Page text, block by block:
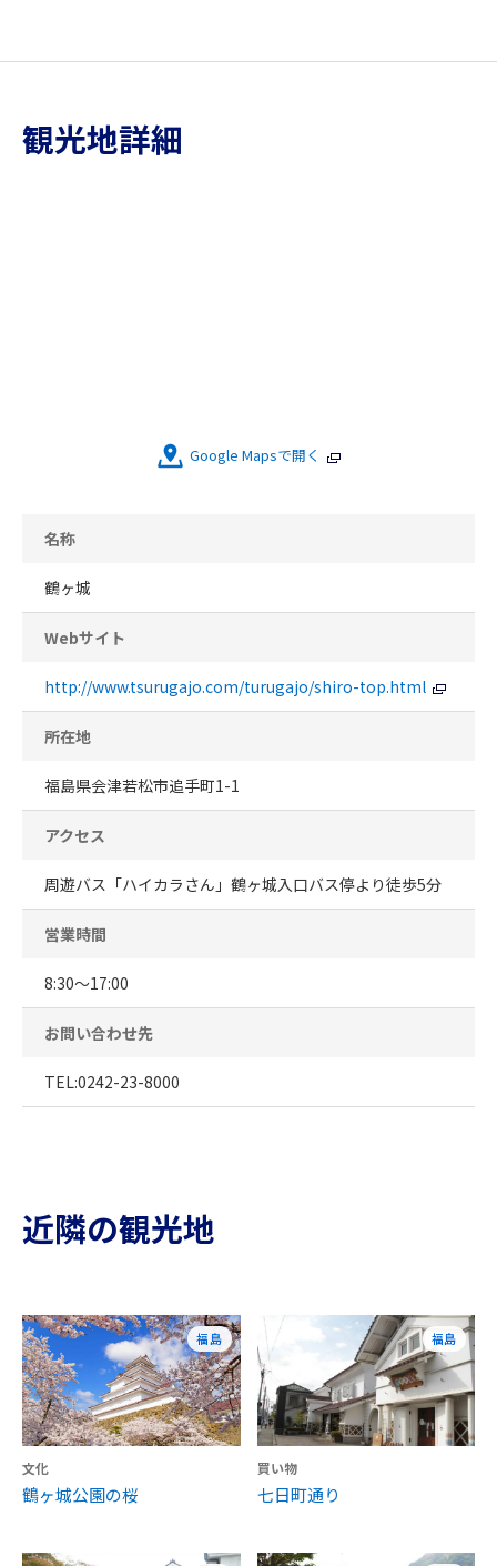
観光地詳細
Google Mapsで開く
名称
鶴ヶ城
Webサイト
http://www.tsurugajo.com/turugajo/shiro-top.html
所在地
福島県会津若松市追手町1-1
アクセス
周遊バス「ハイカラさん」鶴ヶ城入口バス停より徒歩5分
営業時間
8:30～17:00
お問い合わせ先
TEL:0242-23-8000
近隣の観光地
福島
文化
鶴ヶ城公園の桜
福島
買い物
七日町通り